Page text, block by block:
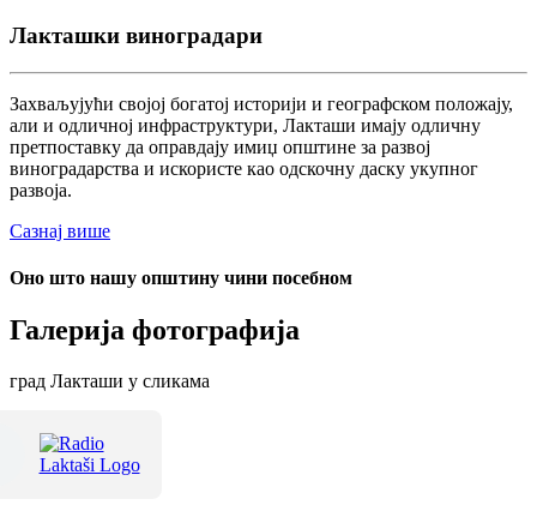
Лакташки виноградари
Захваљујући својој богатој историји и географском положају,
али и одличној инфраструктури, Лакташи имају одличну
претпоставку да оправдају имиџ општине за развој
виноградарства и искористе као одскочну даску укупног
развоја.
Сазнај више
Оно што нашу општину чини посебном
Галерија фотографија
град Лакташи у сликама
Терме Лакташи